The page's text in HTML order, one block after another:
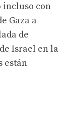
incluso con
Gaza a
de
Israel en la
están